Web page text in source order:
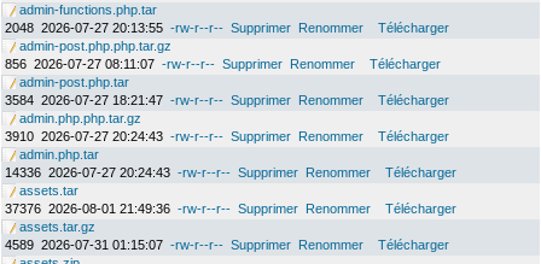
admin-functions.php.tar
2048 2026-07-27 20:13:55 -rw-r--r-- Supprimer Renommer
Télécharger
admin-post.php.php.tar.gz
856 2026-07-27 08:11:07 -rw-r--r-- Supprimer Renommer
Télécharger
admin-post.php.tar
3584 2026-07-27 18:21:47 -rw-r--r-- Supprimer Renommer
Télécharger
admin.php.php.tar.gz
3910 2026-07-27 20:24:43 -rw-r--r-- Supprimer Renommer
Télécharger
admin.php.tar
14336 2026-07-27 20:24:43 -rw-r--r-- Supprimer Renommer
Télécharger
assets.tar
37376 2026-08-01 21:49:36 -rw-r--r-- Supprimer Renommer
Télécharger
assets.tar.gz
4589 2026-07-31 01:15:07 -rw-r--r-- Supprimer Renommer
Télécharger